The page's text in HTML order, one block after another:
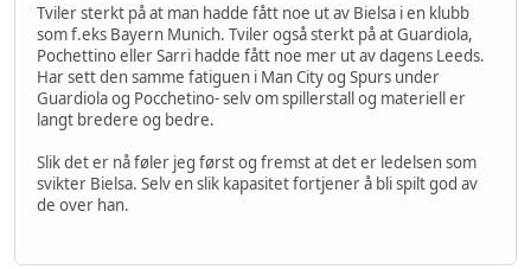
Tviler sterkt på at man hadde fått noe ut av Bielsa i en klubb
som f.eks Bayern Munich. Tviler også sterkt på at Guardiola,
Pochettino eller Sarri hadde fått noe mer ut av dagens Leeds.
Har sett den samme fatiguen i Man City og Spurs under
Guardiola og Pocchetino- selv om spillerstall og materiell er
langt bredere og bedre.
Slik det er nå føler jeg først og fremst at det er ledelsen som
svikter Bielsa. Selv en slik kapasitet fortjener å bli spilt god av
de over han.